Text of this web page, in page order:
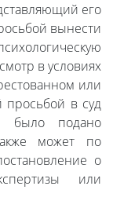
его
вынести
в условиях
или
просьбой в суд
было подано
может по
о
или